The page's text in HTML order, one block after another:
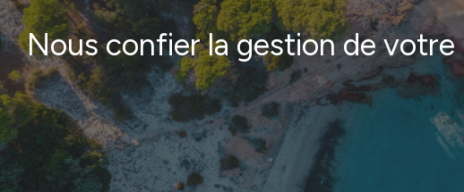
Nous confier la gestion de votre